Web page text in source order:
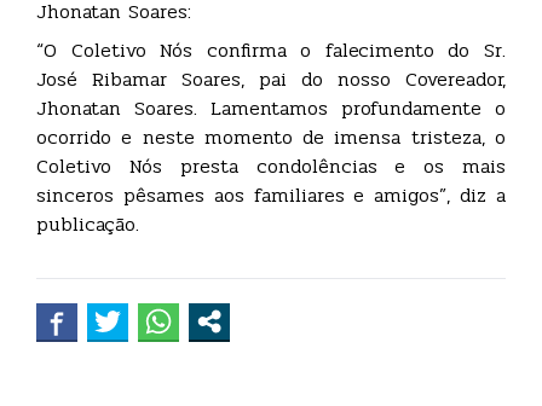
Jhonatan Soares:
“O Coletivo Nós confirma o falecimento do Sr.
José Ribamar Soares, pai do nosso Covereador,
Jhonatan Soares. Lamentamos profundamente o
ocorrido e neste momento de imensa tristeza, o
Coletivo Nós presta condolências e os mais
sinceros pêsames aos familiares e amigos”, diz a
publicação.